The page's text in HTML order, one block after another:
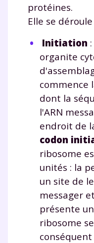
protéines.
Elle se
Initiation
organite
commence
dont la
l'ARN
endroit de
codon
ribosome
unités : la
un site de
messager
présente
ribosome